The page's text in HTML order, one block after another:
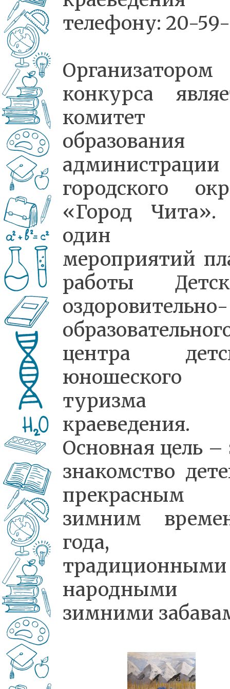
телефону: 20-
Организатором
конкурса
комитет
образования
администрации
городского
«Город
один
мероприятий
работы
оздоровительно-
центра
юношеского
краеведения.
Основная цель –
знакомство
прекрасным
зимним
года,
традиционными
народными
зимними